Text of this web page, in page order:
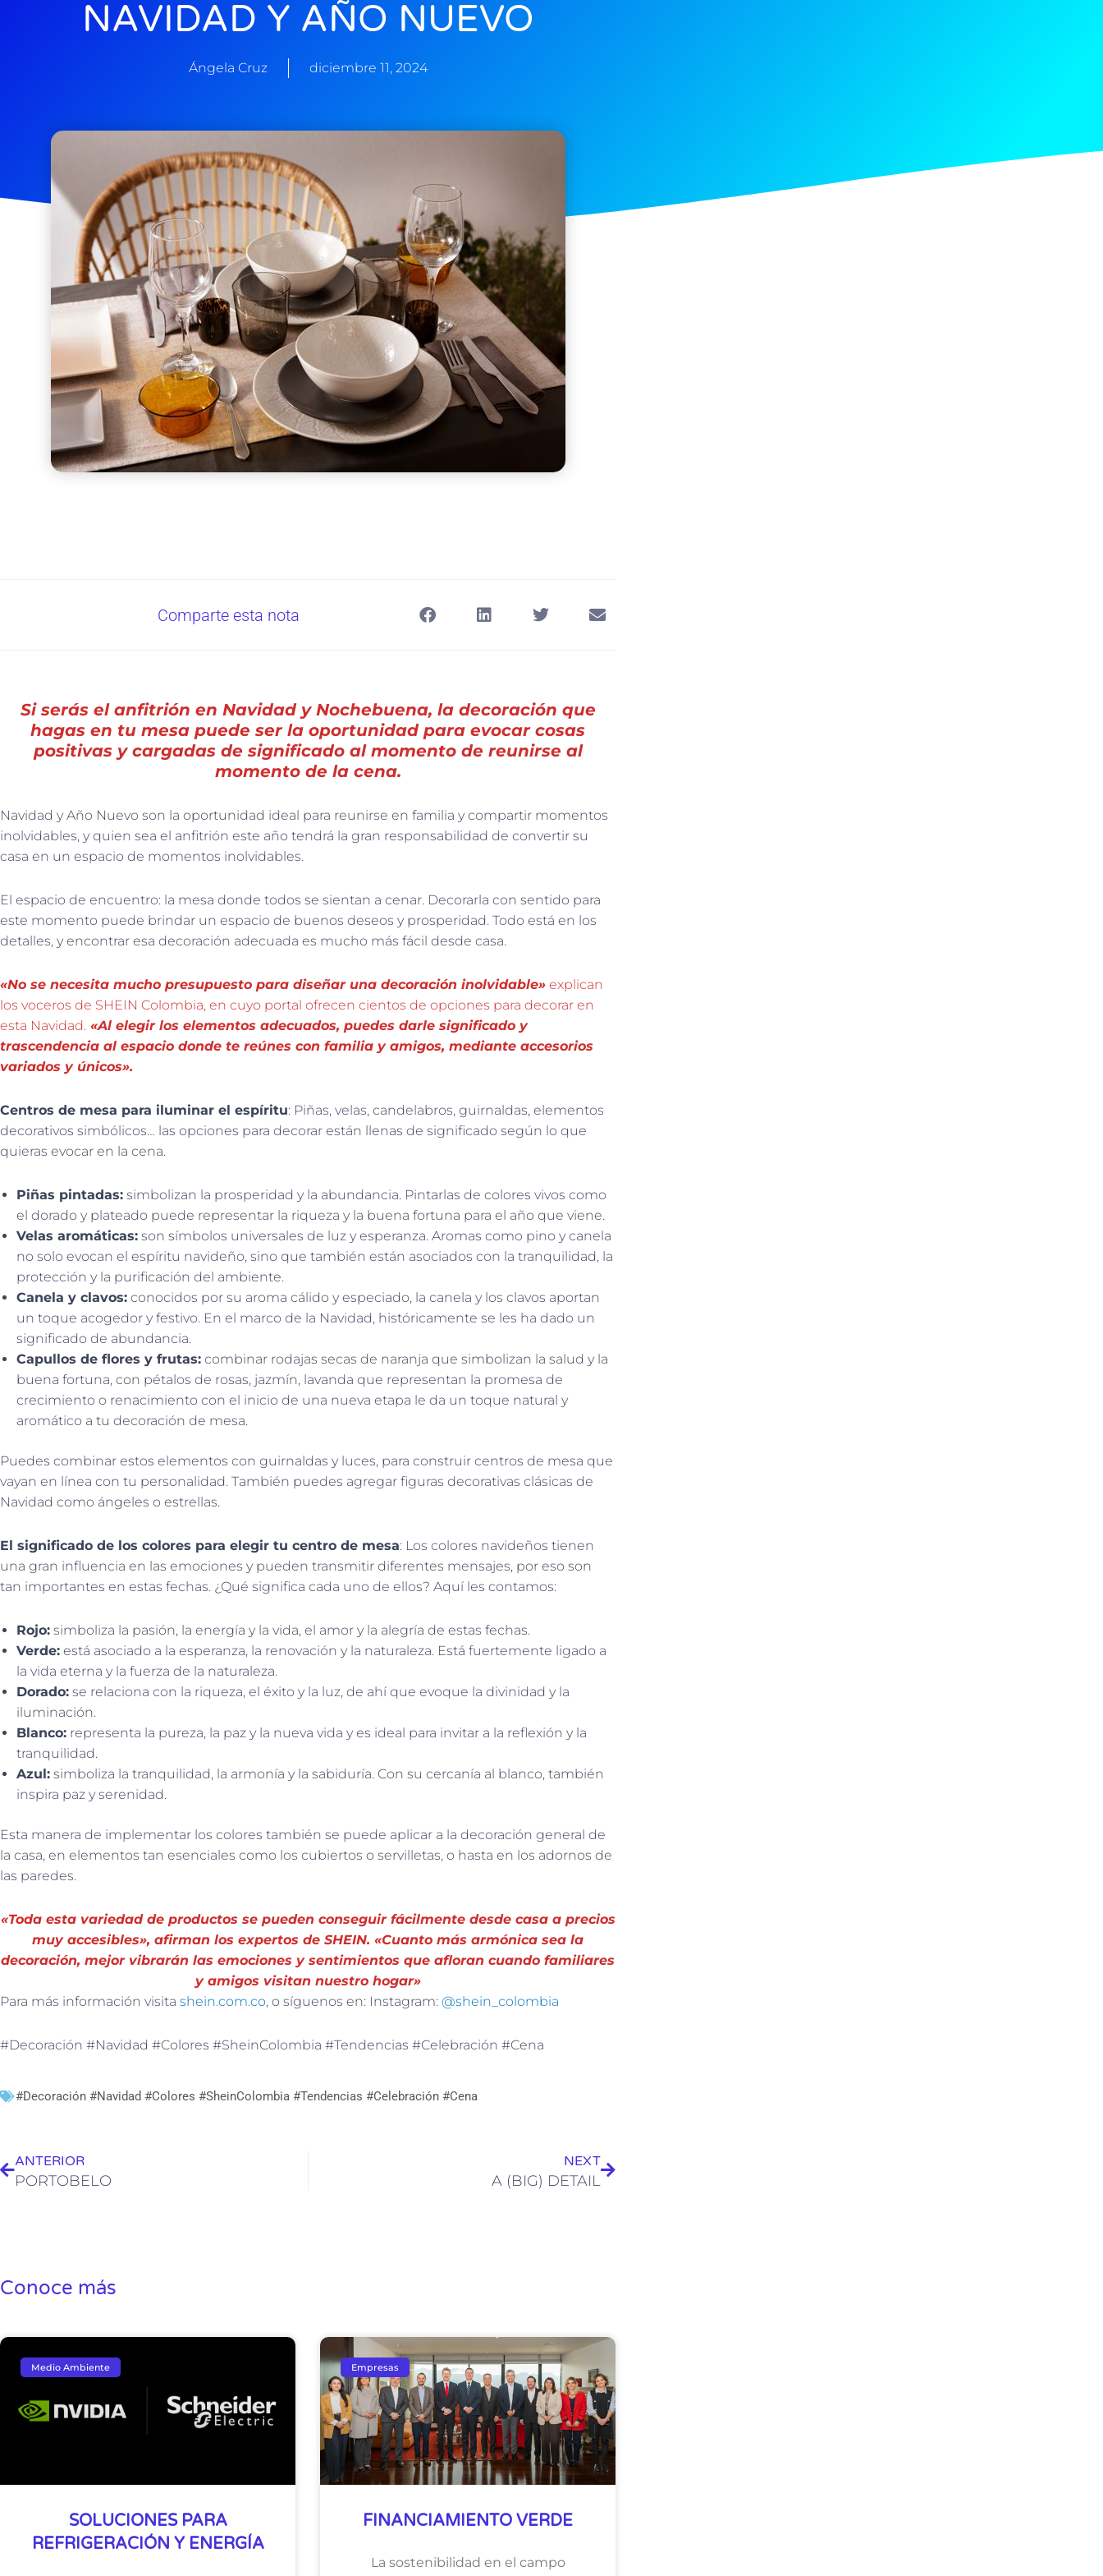
NAVIDAD Y AÑO NUEVO
Ángela Cruz diciembre 11, 2024
Comparte esta nota
Si serás el anfitrión en Navidad y Nochebuena, la decoración que
hagas en tu mesa puede ser la oportunidad para evocar cosas
positivas y cargadas de significado al momento de reunirse al
momento de la cena.
Navidad y Año Nuevo son la oportunidad ideal para reunirse en familia y compartir momentos
inolvidables, y quien sea el anfitrión este año tendrá la gran responsabilidad de convertir su
casa en un espacio de momentos inolvidables.
El espacio de encuentro: la mesa donde todos se sientan a cenar. Decorarla con sentido para
este momento puede brindar un espacio de buenos deseos y prosperidad. Todo está en los
detalles, y encontrar esa decoración adecuada es mucho más fácil desde casa.
«No se necesita mucho presupuesto para diseñar una decoración inolvidable» explican
los voceros de SHEIN Colombia, en cuyo portal ofrecen cientos de opciones para decorar en
esta Navidad. «Al elegir los elementos adecuados, puedes darle significado y
trascendencia al espacio donde te reúnes con familia y amigos, mediante accesorios
variados y únicos».
Centros de mesa para iluminar el espíritu: Piñas, velas, candelabros, guirnaldas, elementos
decorativos simbólicos… las opciones para decorar están llenas de significado según lo que
quieras evocar en la cena.
Piñas pintadas: simbolizan la prosperidad y la abundancia. Pintarlas de colores vivos como
el dorado y plateado puede representar la riqueza y la buena fortuna para el año que viene.
Velas aromáticas: son símbolos universales de luz y esperanza. Aromas como pino y canela
no solo evocan el espíritu navideño, sino que también están asociados con la tranquilidad, la
protección y la purificación del ambiente.
Canela y clavos: conocidos por su aroma cálido y especiado, la canela y los clavos aportan
un toque acogedor y festivo. En el marco de la Navidad, históricamente se les ha dado un
significado de abundancia.
Capullos de flores y frutas: combinar rodajas secas de naranja que simbolizan la salud y la
buena fortuna, con pétalos de rosas, jazmín, lavanda que representan la promesa de
crecimiento o renacimiento con el inicio de una nueva etapa le da un toque natural y
aromático a tu decoración de mesa.
Puedes combinar estos elementos con guirnaldas y luces, para construir centros de mesa que
vayan en línea con tu personalidad. También puedes agregar figuras decorativas clásicas de
Navidad como ángeles o estrellas.
El significado de los colores para elegir tu centro de mesa: Los colores navideños tienen
una gran influencia en las emociones y pueden transmitir diferentes mensajes, por eso son
tan importantes en estas fechas. ¿Qué significa cada uno de ellos? Aquí les contamos:
Rojo: simboliza la pasión, la energía y la vida, el amor y la alegría de estas fechas.
Verde: está asociado a la esperanza, la renovación y la naturaleza. Está fuertemente ligado a
la vida eterna y la fuerza de la naturaleza.
Dorado: se relaciona con la riqueza, el éxito y la luz, de ahí que evoque la divinidad y la
iluminación.
Blanco: representa la pureza, la paz y la nueva vida y es ideal para invitar a la reflexión y la
tranquilidad.
Azul: simboliza la tranquilidad, la armonía y la sabiduría. Con su cercanía al blanco, también
inspira paz y serenidad.
Esta manera de implementar los colores también se puede aplicar a la decoración general de
la casa, en elementos tan esenciales como los cubiertos o servilletas, o hasta en los adornos de
las paredes.
«Toda esta variedad de productos se pueden conseguir fácilmente desde casa a precios
muy accesibles», afirman los expertos de SHEIN. «Cuanto más armónica sea la
decoración, mejor vibrarán las emociones y sentimientos que afloran cuando familiares
y amigos visitan nuestro hogar»
Para más información visita shein.com.co, o síguenos en: Instagram: @shein_colombia
#Decoración #Navidad #Colores #SheinColombia #Tendencias #Celebración #Cena
#Decoración #Navidad #Colores #SheinColombia #Tendencias #Celebración #Cena
ANTERIOR
PORTOBELO
NEXT
A (BIG) DETAIL
Conoce más
Medio Ambiente
SOLUCIONES PARA
REFRIGERACIÓN Y ENERGÍA
Empresas
FINANCIAMIENTO VERDE
La sostenibilidad en el campo